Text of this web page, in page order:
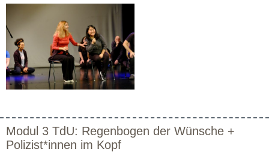
Modul 3 TdU: Regenbogen der Wünsche +
Polizist*innen im Kopf